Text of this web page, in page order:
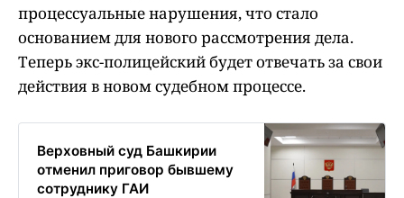
процессуальные нарушения, что стало
основанием для нового рассмотрения дела.
Теперь экс-полицейский будет отвечать за свои
действия в новом судебном процессе.
Верховный суд Башкирии
отменил приговор бывшему
сотруднику ГАИ